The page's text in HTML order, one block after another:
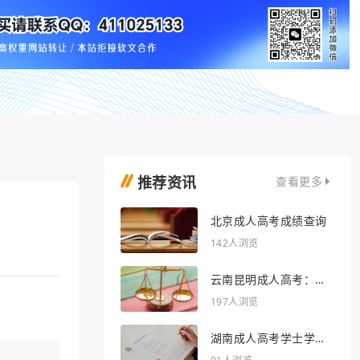
推荐资讯 查看更多
北京成人高考成绩查询
142人浏览
云南昆明成人高考：开
启人生新篇章
197人浏览
湖南成人高考学士学位
外语行业文章